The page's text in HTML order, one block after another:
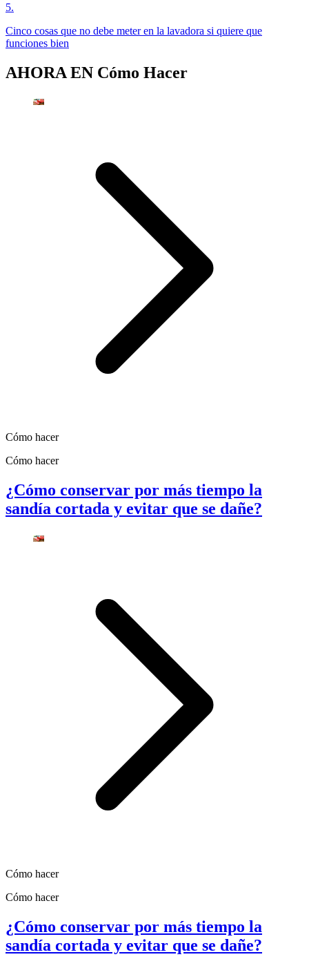
5.
Cinco cosas que no debe meter en la lavadora si quiere que
funciones bien
AHORA EN Cómo Hacer
Cómo hacer
Cómo hacer
¿Cómo conservar por más tiempo la
sandía cortada y evitar que se dañe?
Cómo hacer
Cómo hacer
¿Cómo conservar por más tiempo la
sandía cortada y evitar que se dañe?